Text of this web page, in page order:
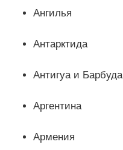
Ангилья
Антарктида
Антигуа и Барбуда
Аргентина
Армения